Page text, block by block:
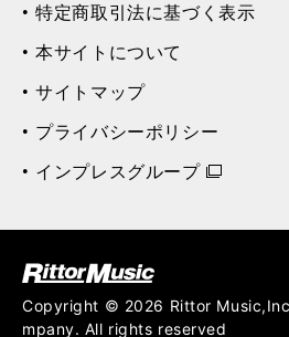
特定商取引法に基づく表示
本サイトについて
サイトマップ
プライバシーポリシー
インプレスグループ
ジック (Rittor Musi
Copyright © 2026 Rittor
mpany. All rights reserved